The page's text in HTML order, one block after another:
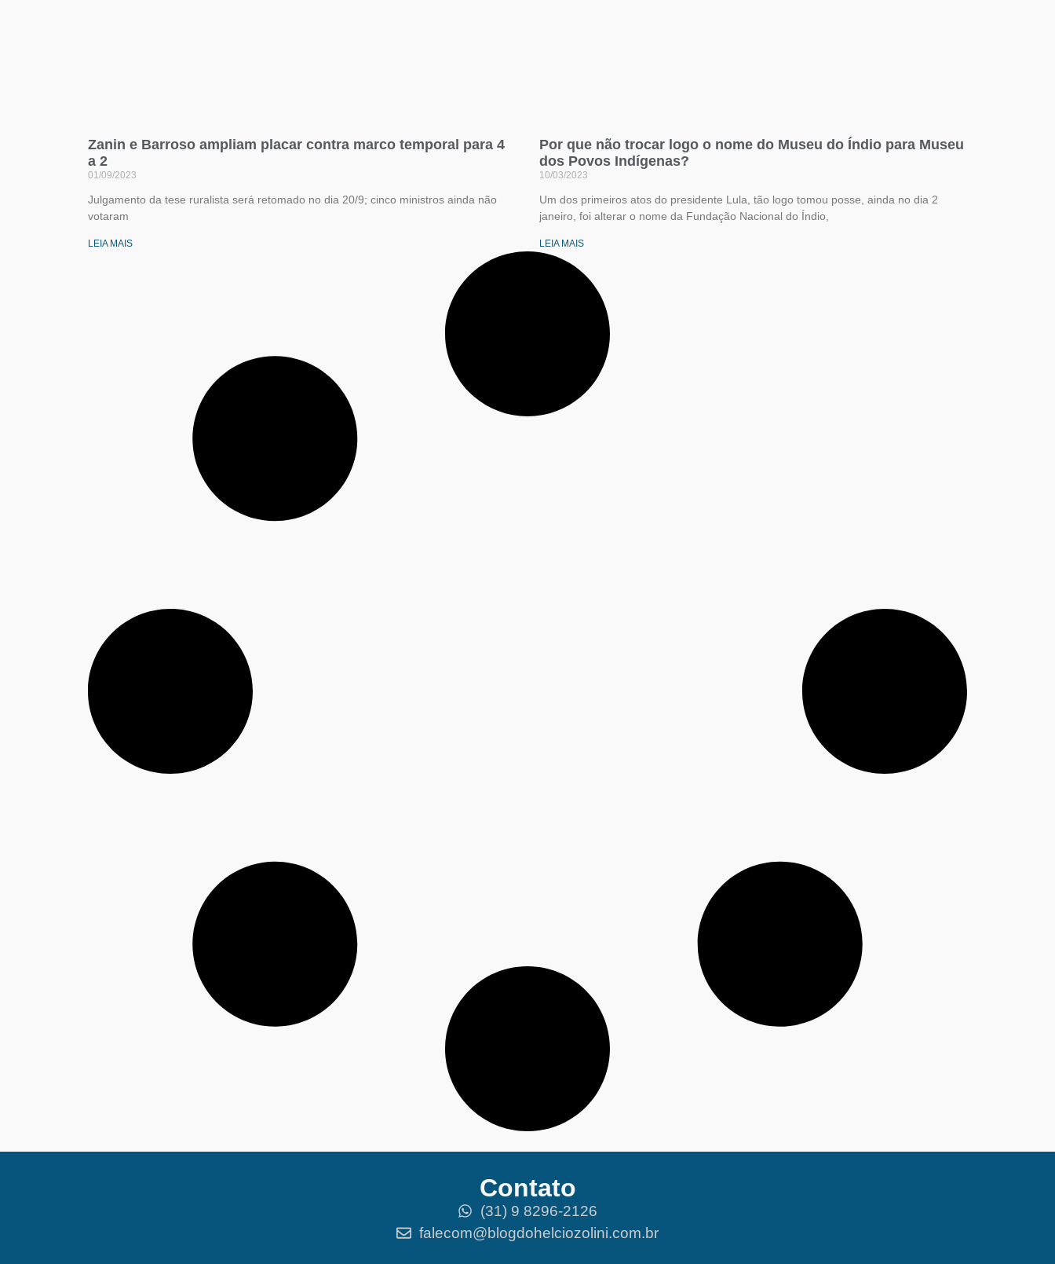
Zanin e Barroso ampliam placar contra marco temporal para 4
a 2
01/09/2023
Julgamento da tese ruralista será retomado no dia 20/9; cinco ministros ainda não
votaram
LEIA MAIS
Por que não trocar logo o nome do Museu do Índio para Museu
dos Povos Indígenas?
10/03/2023
Um dos primeiros atos do presidente Lula, tão logo tomou posse, ainda no dia 2
janeiro, foi alterar o nome da Fundação Nacional do Índio,
LEIA MAIS
Contato
(31) 9 8296-2126
falecom@blogdohelciozolini.com.br